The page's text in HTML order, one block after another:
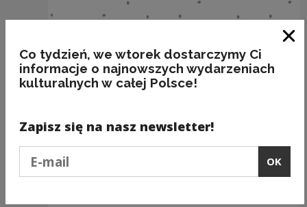
BAKALIE
Previous slide
Next slide
Co tydzień, we wtorek dostarczymy Ci
informacje o najnowszych wydarzeniach
kulturalnych w całej Polsce!
Zapisz się na nasz newsletter!
OK